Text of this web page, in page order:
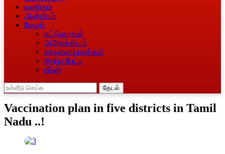
வணிகம்
ஆன்மீகம்
மேலும்
கட்டுரைகள்
ஆரோக்கியம்
சாதனையாளா்கள்
சிறப்பு பேட்டி
மீம்ஸ்
தேடல்
Vaccination plan in five districts in Tamil
Nadu ..!